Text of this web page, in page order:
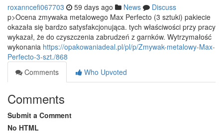
roxanncefi067703 59 days ago News
Discuss
p>Ocena zmywaka metalowego Max Perfecto (3 sztuki) pakiecie
okazała się bardzo satysfakcjonująca. tych właściwości przy pracy
wykazał, że do czyszczenia zabrudzeń z garnków. Wytrzymałość
wykonania https://opakowaniadeal.pl/pl/p/Zmywak-metalowy-Max-
Perfecto-3-szt./868
Comments
Who Upvoted
Comments
Submit a Comment
No HTML